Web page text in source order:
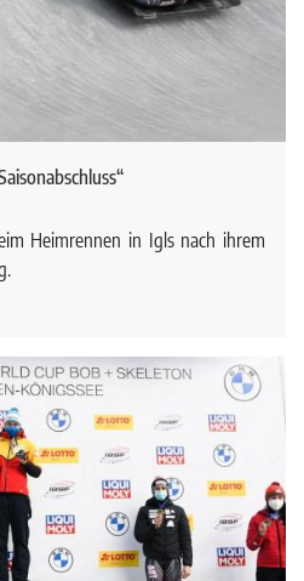
Heimrennen in Igls nach ihrem